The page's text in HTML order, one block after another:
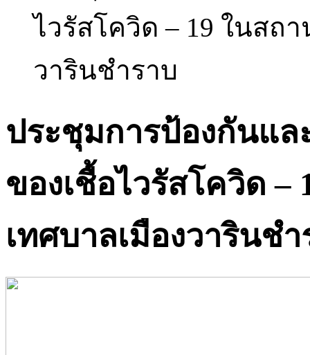
ไวรัสโควิด – 19 ในสถ
วารินชำราบ
ประชุมการป้องกันแ
ของเชื้อไวรัสโควิด
เทศบาลเมืองวารินชำ